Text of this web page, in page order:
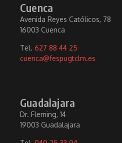
Cuenca
Avenida Reyes Católicos, 78
16003 Cuenca
Tel. 627 88 44 25
cuenca@fespugtclm.es
Guadalajara
Dr. Fleming, 14
19003 Guadalajara